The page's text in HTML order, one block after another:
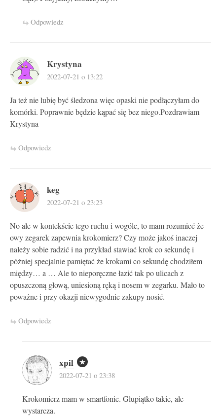
Odpowiedz
Krystyna
2022-07-21 o 13:22
Ja też nie lubię być śledzona więc opaski nie podłączyłam do
komórki. Poprawnie będzie kąpać się bez niego.Pozdrawiam
Krystyna
Odpowiedz
keg
2022-07-21 o 23:23
No ale w kontekście tego ruchu i wogóle, to mam rozumieć że
owy zegarek zapewnia krokomierz? Czy może jakoś inaczej
należy sobie radzić i na przykład stawiać krok co sekundę i
później specjalnie pamiętać że krokami co sekundę chodziłem
między… a … Ale to nieporęczne łazić tak po ulicach z
opuszczoną głową, uniesioną ręką i nosem w zegarku. Mało to
poważne i przy okazji niewygodnie zakupy nosić.
Odpowiedz
xpil
2022-07-21 o 23:38
Krokomierz mam w smartfonie. Głupiątko takie, ale
wystarcza.